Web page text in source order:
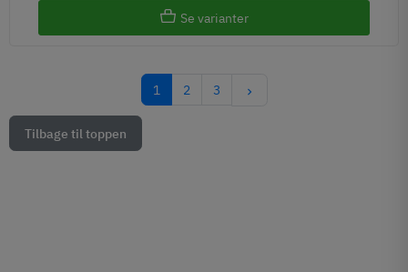
Se varianter
1 2 3 keyboard_arrow_right
Tilbage til toppen